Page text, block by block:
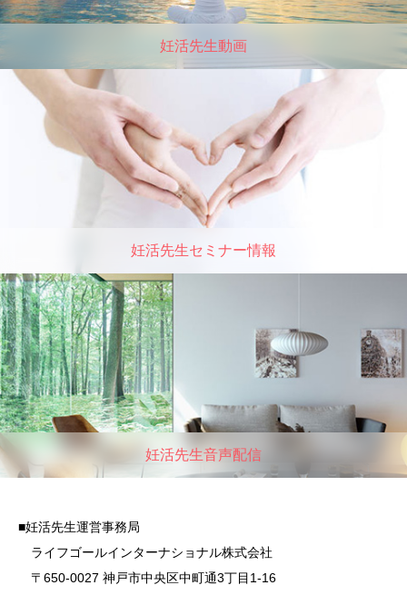
妊活先生動画
妊活先生セミナー情報
妊活先生音声配信
■妊活先生運営事務局
ライフゴールインターナショナル株式会社
〒650-0027 神戸市中央区中町通3丁目1-16